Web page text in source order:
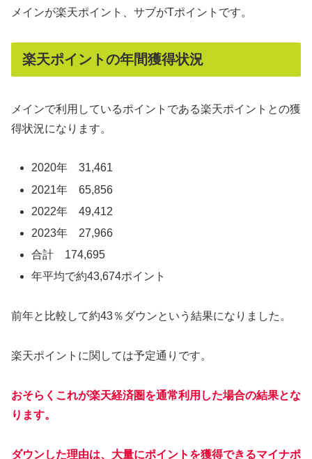
メインが楽天ポイント、サブがTポイントです。
楽天ポイントの年間獲得状況
メインで利用しているポイントである楽天ポイントとの獲
得状況になります。
2020年 31,461
2021年 65,856
2022年 49,412
2023年 27,966
合計 174,695
年平均で約43,674ポイント
前年と比較して約43％ダウンという結果になりました。
楽天ポイントに関しては予定通りです。
おそらくこれが楽天経済圏を通常利用した場合の結果とな
ります。
ダウンした理由は、大量にポイントを獲得できるマイナポ